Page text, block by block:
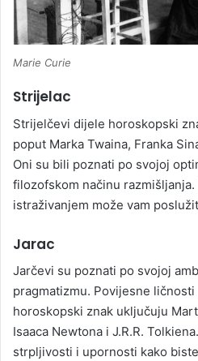
Marie Curie
Strijelac
Strijelčevi dijele horoskopski
poput Marka Twaina, Franka
Oni su bili poznati po svojoj
filozofskom načinu
istraživanjem može vam
Jarac
Jarčevi su poznati po svojoj
pragmatizmu. Povijesne
horoskopski znak uključuju
Isaaca Newtona i J.R.R.
strpljivosti i upornosti kako